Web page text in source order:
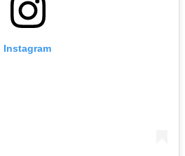
Instagram